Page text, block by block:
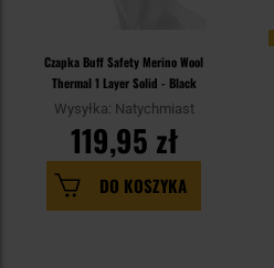
Czapka Buff Safety Merino Wool
Thermal 1 Layer Solid - Black
Wysyłka: Natychmiast
119,95 zł
DO KOSZYKA